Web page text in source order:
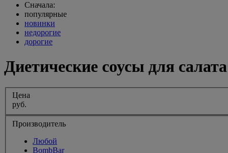
Сначала:
популярные
новинки
недорогие
дорогие
Диетические соусы для
Цена
руб.
Производитель
Любой
BombBar